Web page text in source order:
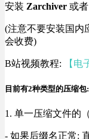
安装 Zarchiver 或者
(注意不要安装国内
会收费)
B站视频教程: 【
目前有2种类型的压缩包:
1. 单一压缩文件的
- 如果后缀名正常: